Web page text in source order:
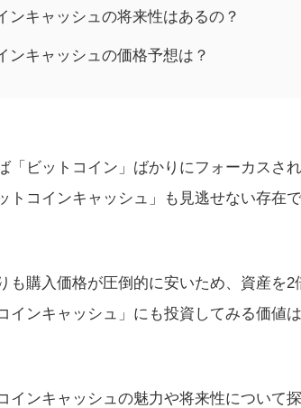
ンキャッシュの将来性はあるの？
ンキャッシュの価格予想は？
「ビットコイン」ばかりにフォーカスさ
トコインキャッシュ」も見逃せない存在で
も購入価格が圧倒的に安いため、資産を
インキャッシュ」にも投資してみる価値は
インキャッシュの魅力や将来性について